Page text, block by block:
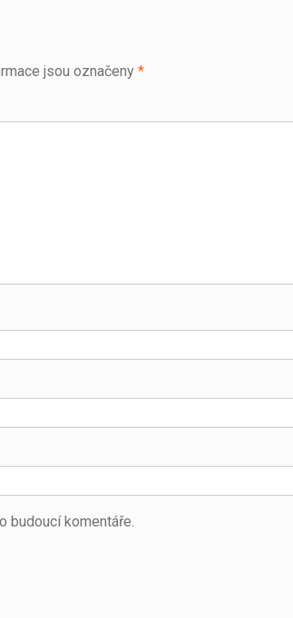
jsou označeny *
budoucí komentáře.